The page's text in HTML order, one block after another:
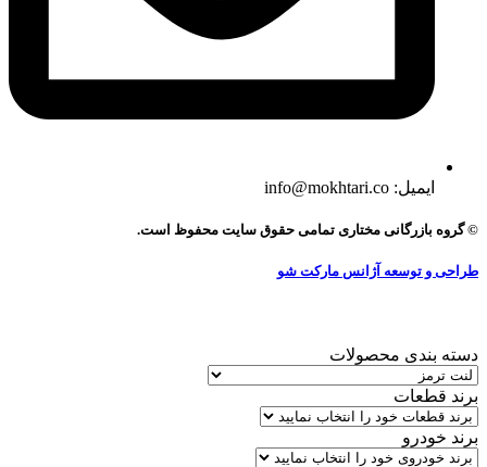
ایمیل: info@mokhtari.co
© گروه بازرگانی مختاری تمامی حقوق سایت محفوظ است.
طراحی و توسعه آژانس مارکت شو
دسته بندی محصولات
برند قطعات
برند خودرو